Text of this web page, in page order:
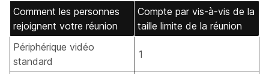
Comment les personnes
rejoignent votre réunion
Compte par vis-à-vis de la
taille limite de la réunion
Périphérique vidéo
standard
1